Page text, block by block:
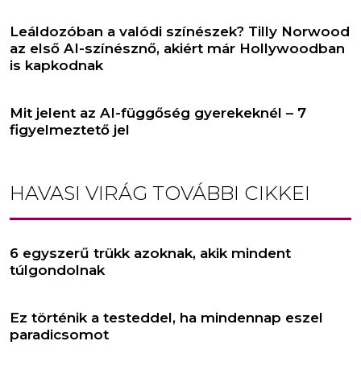
Leáldozóban a valódi színészek? Tilly Norwood
az első AI-színésznő, akiért már Hollywoodban
is kapkodnak
Mit jelent az AI-függőség gyerekeknél – 7
figyelmeztető jel
HAVASI VIRÁG TOVÁBBI CIKKEI
6 egyszerű trükk azoknak, akik mindent
túlgondolnak
Ez történik a testeddel, ha mindennap eszel
paradicsomot